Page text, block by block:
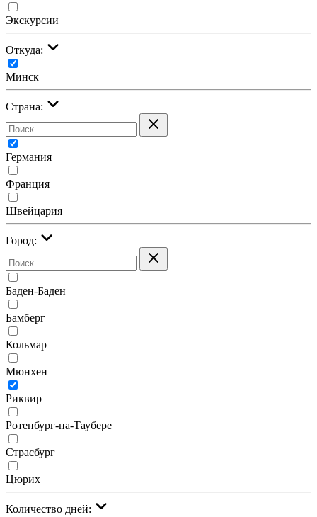
Экскурсии
Откуда:
Минск
Страна:
Германия
Франция
Швейцария
Город:
Баден-Баден
Бамберг
Кольмар
Мюнхен
Риквир
Ротенбург-на-Таубере
Страсбург
Цюрих
Количество дней: